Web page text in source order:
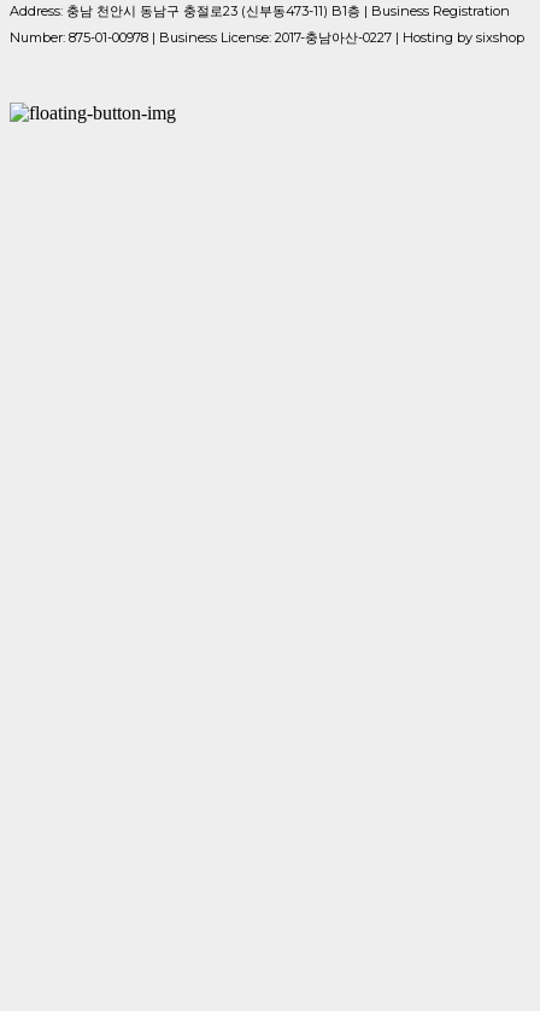
Address: 충남 천안시 동남구 충절로23 (신부동473-11) B1층 | Business Registration
Number: 875-01-00978 | Business License: 2017-충남아산-0227 | Hosting by sixshop